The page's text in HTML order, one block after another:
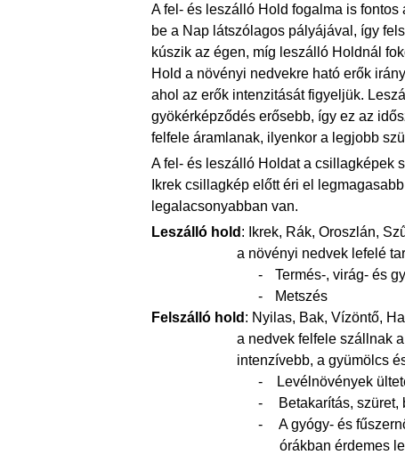
A fel- és leszálló Hold fogalma is
be a Nap látszólagos pályájával, így
kúszik az égen, míg leszálló Holdnál
Hold a növényi nedvekre ható erők
ahol az erők intenzitását figyeljük.
gyökérképződés erősebb, így ez az
felfele áramlanak, ilyenkor a legjobb
A fel- és leszálló Holdat a csillagképek
Ikrek csillagkép előtt éri el
legalacsonyabban van.
Leszálló hold : Ikrek, Rák, Oroszlán,
a növényi nedvek lefelé
-
Termés-, virág- és
-
Metszés
Felszálló hold : Nyilas, Bak, Vízöntő,
a nedvek felfele szállnak
intenzívebb, a gyümölcs
-
Levélnövények
-
Betakarítás, szüret,
-
A gyógy- és
órákban érdemes